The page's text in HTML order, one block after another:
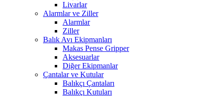
Livarlar
Alarmlar ve Ziller
Alarmlar
Ziller
Balık Avı Ekipmanları
Makas Pense Gripper
Aksesuarlar
Diğer Ekipmanlar
Çantalar ve Kutular
Balıkçı Çantaları
Balıkçı Kutuları